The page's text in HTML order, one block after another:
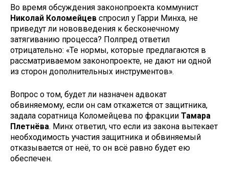
Во время обсуждения законопроекта коммунист
Николай Коломейцев спросил у Гарри Минха, не
приведут ли нововведения к бесконечному
затягиванию процесса? Полпред ответил
отрицательно: «Те нормы, которые предлагаются в
рассматриваемом законопроекте, не дают ни одной
из сторон дополнительных инструментов».
Вопрос о том, будет ли назначен адвокат
обвиняемому, если он сам откажется от защитника,
задала соратница Коломейцева по фракции Тамара
Плетнёва. Минх ответил, что если из закона вытекает
необходимость участия защитника и обвиняемый
отказывается от неё, то он всё равно будет ею
обеспечен.